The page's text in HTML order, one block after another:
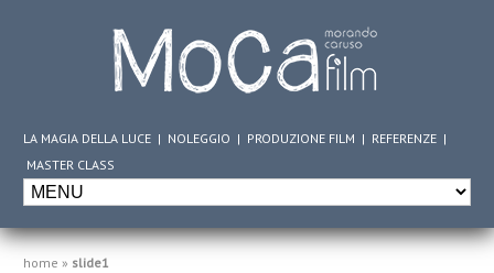
LA MAGIA DELLA LUCE | NOLEGGIO | PRODUZIONE FILM | REFERENZE |
MASTER CLASS
home » slide1